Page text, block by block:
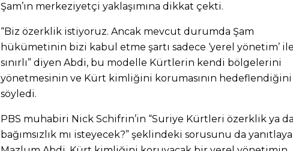
Şam’ın merkeziyetçi yaklaşımına dikkat çekti.
“Biz özerklik istiyoruz. Ancak mevcut durumda Şam
hükümetinin bizi kabul etme şartı sadece ‘yerel yönetim’ ile
sınırlı” diyen Abdi, bu modelle Kürtlerin kendi bölgelerini
yönetmesinin ve Kürt kimliğini korumasının hedeflendiğini
söyledi.
PBS muhabiri Nick Schifrin’in “Suriye Kürtleri özerklik ya da
bağımsızlık mı isteyecek?” şeklindeki sorusunu da